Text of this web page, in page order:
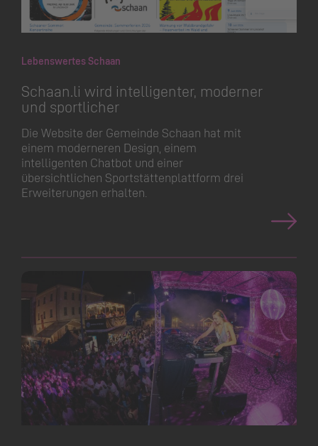
Lebenswertes Schaan
Schaan.​li wird intelligenter, moderner
und sportlicher
Die Website der Gemeinde Schaan hat mit
einem moderneren Design, einem
intelligenten Chatbot und einer
übersichtlichen Sportstät­ten­plattform drei
Erweiterungen erhalten.